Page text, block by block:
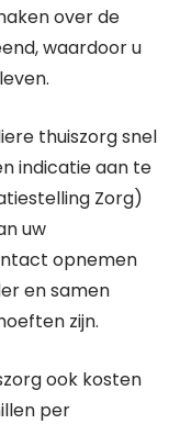
over de
waardoor u
thuiszorg snel
indicatie aan te
Zorg)
uw
opnemen
en samen
zijn.
ook kosten
per